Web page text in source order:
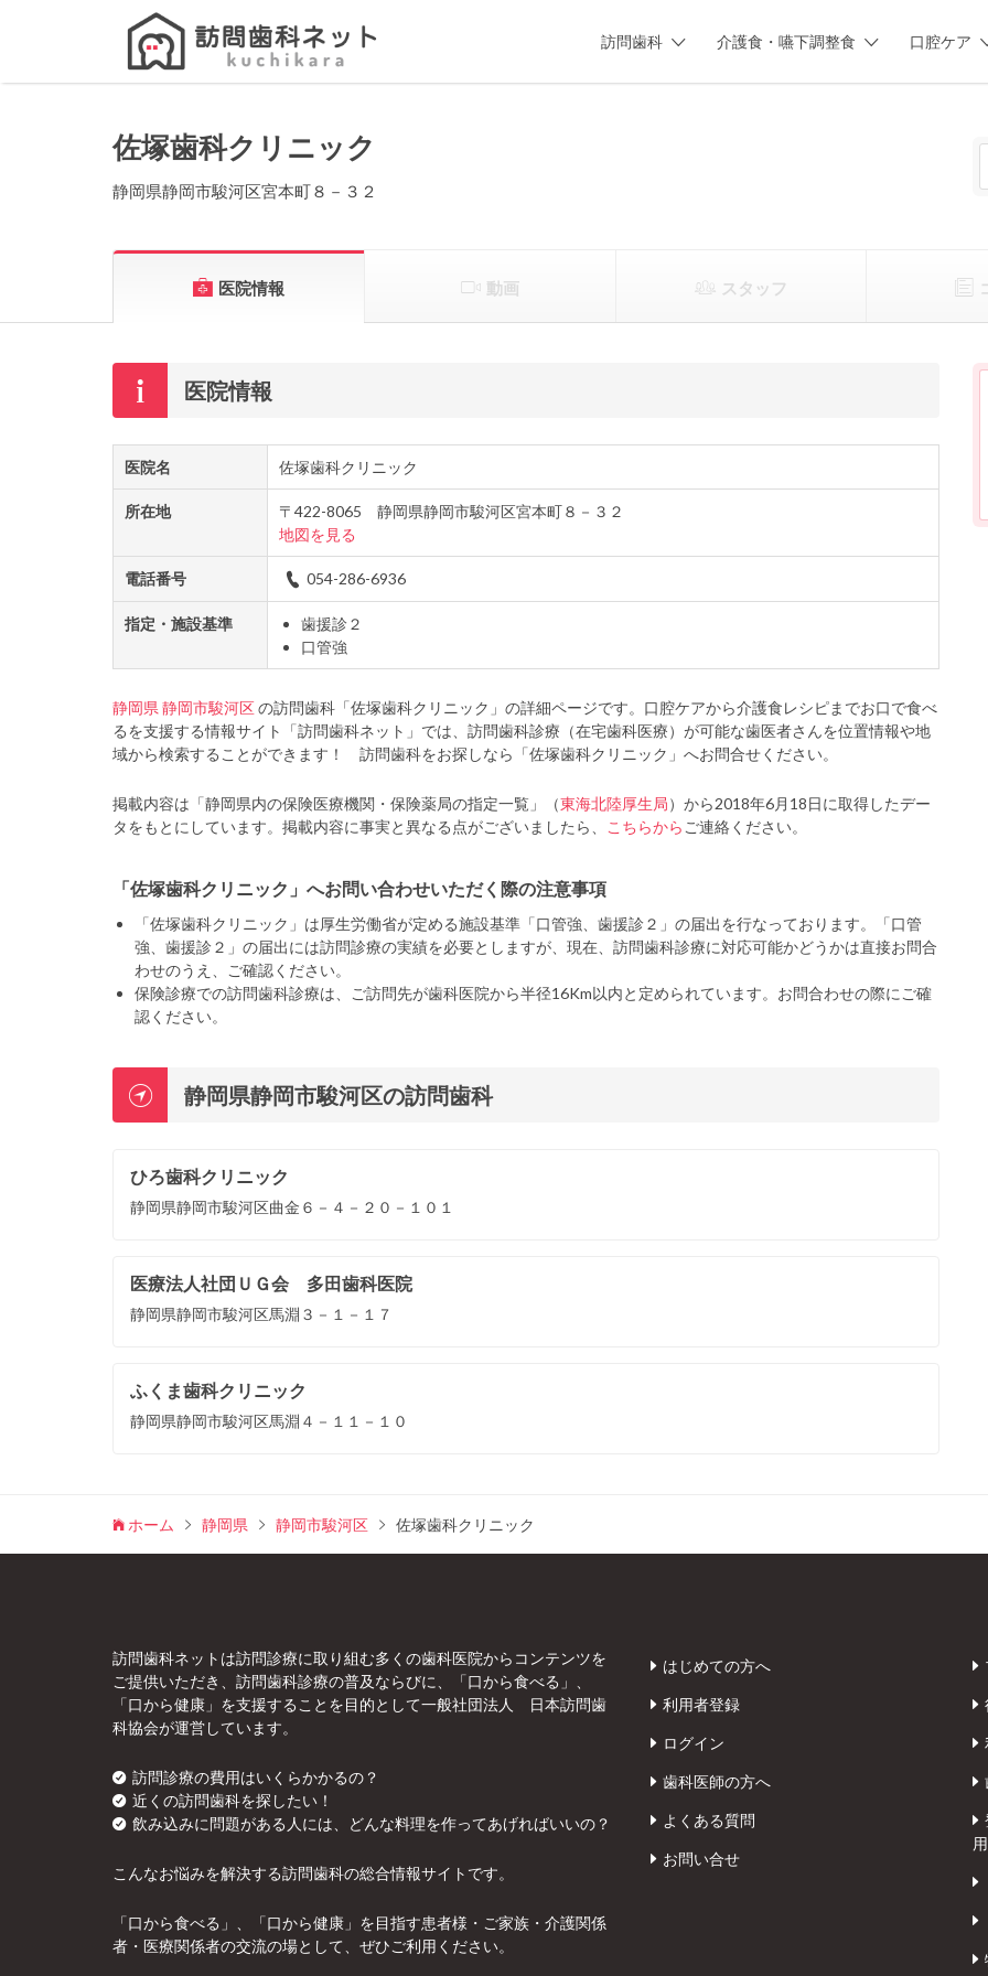
訪問歯科 介護食・嚥下調整食 口腔ケア
Search
佐塚歯科クリニック
静岡県静岡市駿河区宮本町８－３２
医院情報 動画 スタッフ
医院情報
医院名 佐塚歯科クリニック
所在地
〒422-8065 静岡県静岡市駿河区宮本町８－３２
地図を見る
電話番号 054-286-6936
指定・施設基準
歯援診２
口管強
静岡県 静岡市駿河区の訪問歯科「佐塚歯科クリニック」の詳細ページです。口腔ケアから介護食レシピまでお口で食べ
るを支援する情報サイト「訪問歯科ネット」では、訪問歯科診療（在宅歯科医療）が可能な歯医者さんを位置情報や地
域から検索することができます！ 訪問歯科をお探しなら「佐塚歯科クリニック」へお問合せください。
掲載内容は「静岡県内の保険医療機関・保険薬局の指定一覧」（東海北陸厚生局）から2018年6月18日に取得したデー
タをもとにしています。掲載内容に事実と異なる点がございましたら、
こちらから ご連絡ください。
「佐塚歯科クリニック」へお問い合わせいただく際の注意事項
「佐塚歯科クリニック」は厚生労働省が定める施設基準「口管強、歯援診２」の届出を行なっております。「口管
強、歯援診２」の届出には訪問診療の実績を必要としますが、現在、訪問歯科診療に対応可能かどうかは直接お問合
わせのうえ、ご確認ください。
保険診療での訪問歯科診療は、ご訪問先が歯科医院から半径16Km以内と定められています。お問合わせの際にご確
認ください。
静岡県静岡市駿河区の訪問歯科
ひろ歯科クリニック
静岡県静岡市駿河区曲金６－４－２０－１０１
医療法人社団ＵＧ会 多田歯科医院
静岡県静岡市駿河区馬淵３－１－１７
ふくま歯科クリニック
静岡県静岡市駿河区馬淵４－１１－１０
ホーム 静岡県 静岡市駿河区 佐塚歯科クリニック
訪問歯科ネットは訪問診療に取り組む多くの歯科医院からコンテンツを
ご提供いただき、訪問歯科診療の普及ならびに、「口から食べる」、
「口から健康」を支援することを目的として一般社団法人 日本訪問歯
科協会が運営しています。
訪問診療の費用はいくらかかるの？
近くの訪問歯科を探したい！
飲み込みに問題がある人には、どんな料理を作ってあげればいいの？
こんなお悩みを解決する訪問歯科の総合情報サイトです。
「口から食べる」、「口から健康」を目指す患者様・ご家族・介護関係
者・医療関係者の交流の場として、ぜひご利用ください。
はじめての方へ
利用者登録
ログイン
歯科医師の方へ
よくある質問
お問い合せ